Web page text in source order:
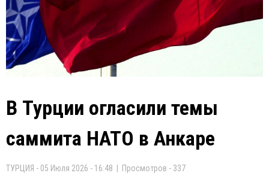
В Турции огласили темы
саммита НАТО в Анкаре
ТУРЦИЯ - 05 Июля 2026 - 16:48 | Просмотров - 337